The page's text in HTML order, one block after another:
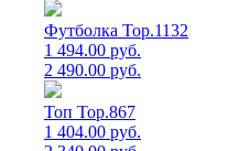
Футболка Top.1132
1 494.00 руб.
2 490.00 руб.
Топ Top.867
1 404.00 руб.